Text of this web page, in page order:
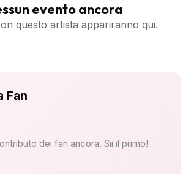
evento ancora
questo artista appariranno qui.
Fan
dei fan ancora. Sii il primo!